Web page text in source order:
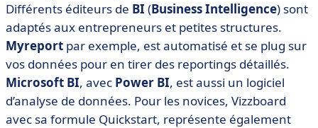
Différents éditeurs de BI (Business Intelligence) sont
adaptés aux entrepreneurs et petites structures.
Myreport par exemple, est automatisé et se plug sur
vos données pour en tirer des reportings détaillés.
Microsoft BI, avec Power BI, est aussi un logiciel
d’analyse de données. Pour les novices, Vizzboard
avec sa formule Quickstart, représente également